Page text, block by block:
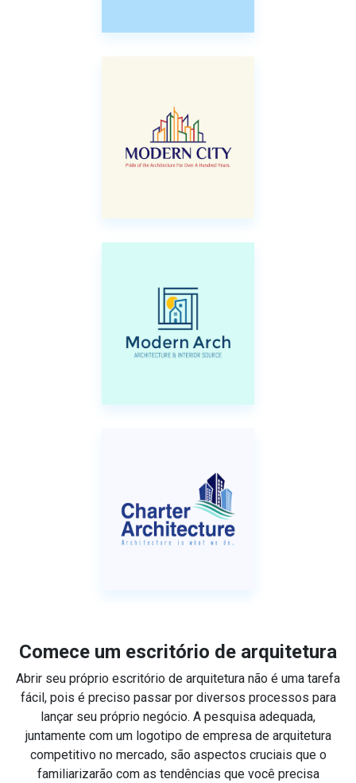
Comece um escritório de arquitetura
Abrir seu próprio escritório de arquitetura não é uma tarefa
fácil, pois é preciso passar por diversos processos para
lançar seu próprio negócio. A pesquisa adequada,
juntamente com um logotipo de empresa de arquitetura
competitivo no mercado, são aspectos cruciais que o
familiarizarão com as tendências que você precisa